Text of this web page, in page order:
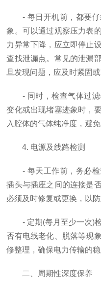
- 每日开机前，都要仔
象。可以通过观察压力表
力异常下降，应立即停止
查找泄漏点。常见的泄漏
旦发现问题，应及时紧固
- 同时，检查气体过滤
变化或出现堵塞迹象时，
入腔体的气体纯净度，避
4. 电源及线路检测
- 每天工作前，务必检
插头与插座之间的连接是
必须及时修复或更换，以
- 定期(每月至少一次)检
否有电线老化、脱落等现
修整理，确保电力传输的稳
二、周期性深度保养